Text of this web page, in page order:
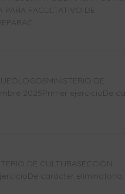
FACULTATIVO DE
DE
2025Primer ejercicioDe
DE CULTURASECCIÓN
carácter